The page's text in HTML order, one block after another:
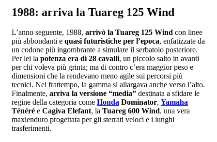
1988: arriva la Tuareg 125 Wind
L’anno seguente, 1988, arrivò la Tuareg 125 Wind con linee
più abbondanti e quasi futuristiche per l’epoca, enfatizzate da
un codone più ingombrante a simulare il serbatoio posteriore.
Per lei la potenza era di 28 cavalli, un piccolo salto in avanti
per chi voleva più grinta; ma di contro c’era maggior peso e
dimensioni che la rendevano meno agile sui percorsi più
tecnici. Nel frattempo, la gamma si allargava anche verso l’alto.
Finalmente, arriva la versione “media” destinata a sfidare le
regine della categoria come Honda Dominator, Yamaha
Ténéré e Cagiva Elefant, la Tuareg 600 Wind, una vera
maxienduro progettata per gli sterrati veloci e i lunghi
trasferimenti.